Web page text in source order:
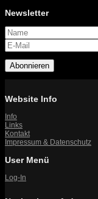
Newsletter
Abonnieren
Website Info
Info
Links
Kontakt
Impressum & Datenschutz
User Menü
Log-In